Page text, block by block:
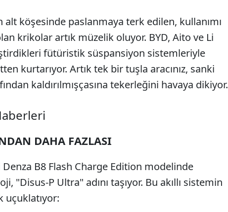
alt köşesinde paslanmaya terk edilen, kullanımı
krikolar artık müzelik oluyor. BYD, Aito ve Li
fütüristik süspansiyon sistemleriyle
kurtarıyor. Artık tek bir tuşla aracınız, sanki
kaldırılmışçasına tekerleğini havaya dikiyor.
DAHA FAZLASI
Denza B8 Flash Charge Edition modelinde
"Disus-P Ultra" adını taşıyor. Bu akıllı sistemin
uçuklatıyor: